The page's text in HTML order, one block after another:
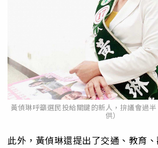
黃偵琳呼籲選民投給關鍵的新人，拚議會過
供）
此外，黃偵琳還提出了交通、教育